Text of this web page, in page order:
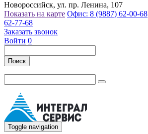
Новороссийск, ул. пр. Ленина, 107
Показать на карте Офис: 8 (9887) 62-00-68
62-77-68
Заказать звонок
Войти 0
Поиск
Toggle navigation